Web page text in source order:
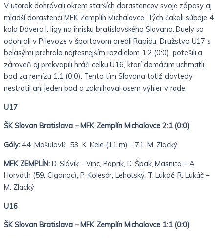
V utorok dohrávali okrem starších dorastencov svoje zápasy aj
mladší dorastenci MFK Zemplín Michalovce. Tých čakali súboje 4.
kola Dôvera I. ligy na ihrisku bratislavského Slovana. Duely sa
odohrali v Prievoze v športovom areáli Rapidu. Družstvo U17 s
belasými prehralo najtesnejším rozdielom 1:2 (0:0), potešili a
zároveň aj prekvapili hráči celku U16, ktorí domácim uchmatli
bod za remízu 1:1 (0:0). Tento tím Slovana totiž dovtedy
nestratil ani jeden bod a zaknihoval osem výhier v rade.
U17
ŠK Slovan Bratislava – MFK Zemplín Michalovce 2:1 (0:0)
Góly: 44. Mašulovič, 53. K. Kele (11 m) – 71. M. Zlacký
MFK ZEMPLÍN: D. Slávik – Vinc, Poprik, D. Špak, Masnica – A.
Horváth (59. Ciganoc), P. Kolesár, Lehotský, T. Lukáč, R. Lukáč –
M. Zlacký
U16
ŠK Slovan Bratislava – MFK Zemplín Michalovce 1:1 (0:0)